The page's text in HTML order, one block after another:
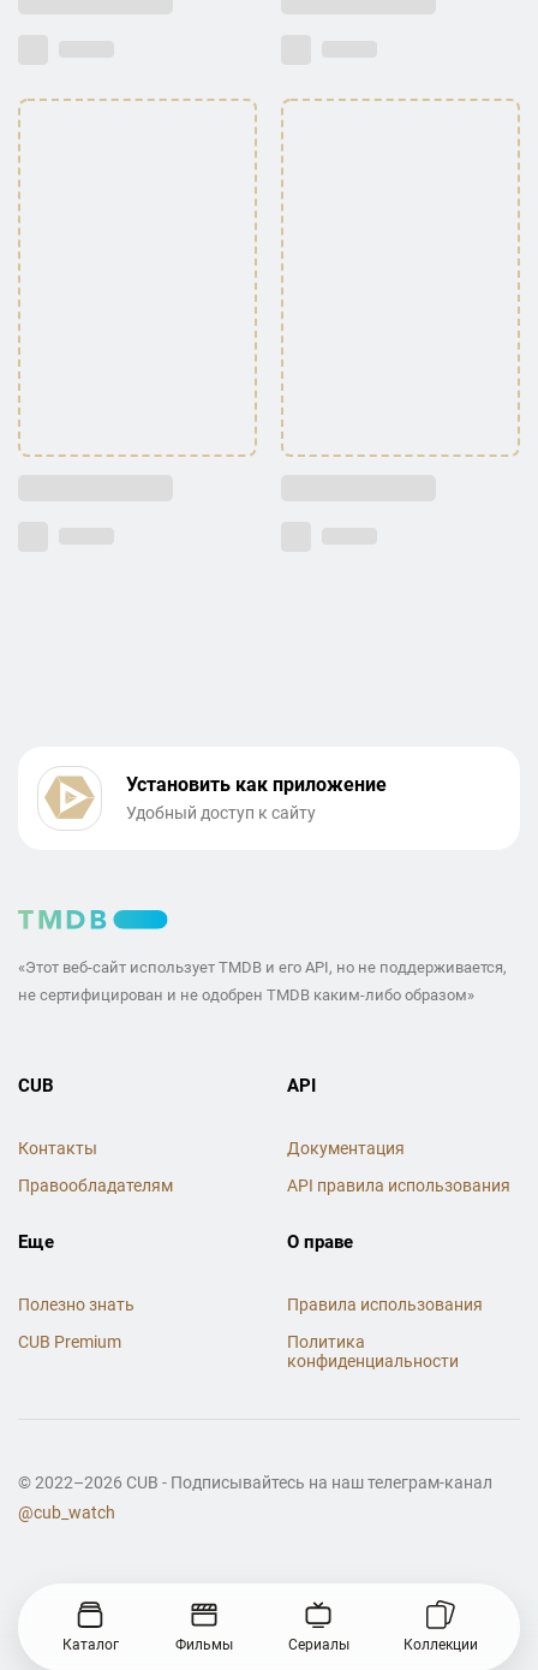
Каталог Фильмы Сериалы Коллекции
Установить как приложение
Удобный доступ к сайту
«Этот веб-сайт использует TMDB и его API, но не поддерживается,
не сертифицирован и не одобрен TMDB каким-либо образом»
CUB
Контакты
Правообладателям
API
Документация
API правила использования
Еще
Полезно знать
CUB Premium
О праве
Правила использования
Политика
конфиденциальности
© 2022–2026 CUB - Подписывайтесь на наш телеграм-канал
@cub_watch